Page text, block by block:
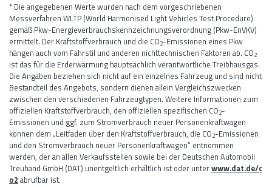
* Die angegebenen Werte wurden nach dem vorgeschriebenen
Messverfahren WLTP (World Harmonised Light Vehicles Test Procedure)
gemäß Pkw-Energieverbrauchskennzeichnungsverordnung (Pkw-EnVKV)
ermittelt. Der Kraftstoffverbrauch und die CO2-Emissionen eines Pkw
hängen auch vom Fahrstil und anderen nichttechnischen Faktoren ab. CO2
ist das für die Erderwärmung hauptsächlich verantwortliche Treibhausgas.
Die Angaben beziehen sich nicht auf ein einzelnes Fahrzeug und sind nicht
Bestandteil des Angebots, sondern dienen allein Vergleichszwecken
zwischen den verschiedenen Fahrzeugtypen. Weitere Informationen zum
offiziellen Kraftstoffverbrauch, den offiziellen spezifischen CO2-
Emissionen und ggf. zum Stromverbrauch neuer Personenkraftwagen
können dem „Leitfaden über den Kraftstoffverbrauch, die CO2-Emissionen
und den Stromverbrauch neuer Personenkraftwagen“ entnommen
werden, der an allen Verkaufsstellen sowie bei der Deutschen Automobil
Treuhand GmbH (DAT) unentgeltlich erhältlich ist oder unterwww.dat.de/c
o2 abrufbar ist.